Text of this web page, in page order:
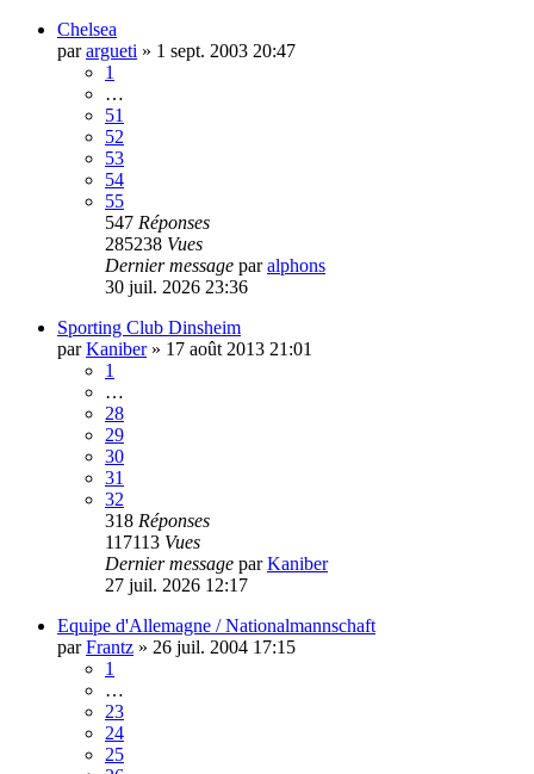
Chelsea
parargueti » 1 sept. 2003 20:47
1
…
51
52
53
54
55
547 Réponses
285238 Vues
Dernier message paralphons
30 juil. 2026 23:36
Sporting Club Dinsheim
parKaniber» 17 août 2013 21:01
1
…
28
29
30
31
32
318 Réponses
117113 Vues
Dernier message parKaniber
27 juil. 2026 12:17
Equipe d'Allemagne / Nationalmannschaft
parFrantz » 26 juil. 2004 17:15
1
…
23
24
25